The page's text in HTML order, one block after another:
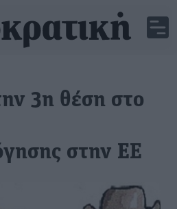
3η θέση στο
στην ΕΕ